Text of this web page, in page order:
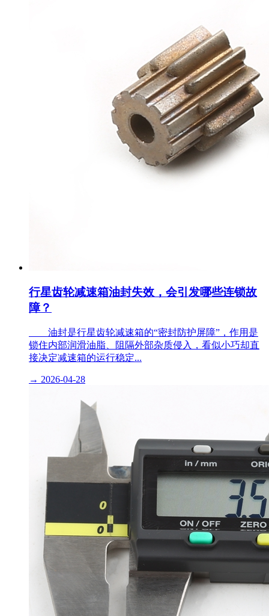
行星齿轮减速箱油封失效，会引发哪些连锁故
障？
油封是行星齿轮减速箱的“密封防护屏障”，作用是
锁住内部润滑油脂、阻隔外部杂质侵入，看似小巧却直
接决定减速箱的运行稳定...
→ 2026-04-28